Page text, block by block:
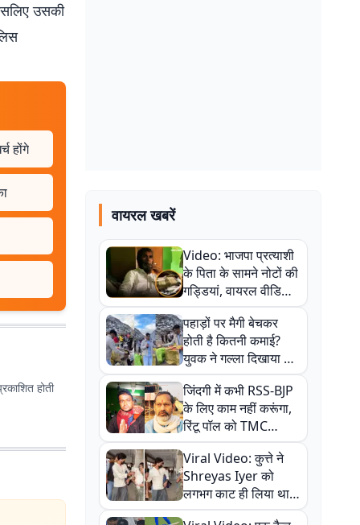
उसकी
होंगे
होती
वायरल खबरें
Video: भाजपा प्रत्याशी
के पिता के सामने नोटों की
गड्डियां, वायरल वीडियो
से राजनीति में उबाल,
अजित महतो बोले- TMC
की गंदी चाल
पहाड़ों पर मैगी बेचकर
होती है कितनी कमाई?
युवक ने गल्ला दिखाया तो
नौकरी वालों के खड़े हो गए
कान
जिंदगी में कभी RSS-BJP
के लिए काम नहीं करूंगा,
रिंटू पॉल को TMC
ऑफिस में ले जाकर पीटा,
Video वायरल
Viral Video: कुत्ते ने
Shreyas Iyer को
लगभग काट ही लिया था,
न्यूजीलैंड सीरीज से पहले